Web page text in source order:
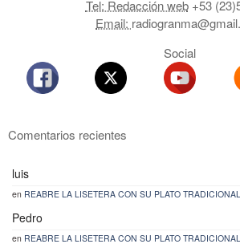
Tel: Redacción web+53
Email:
Social
Comentarios recientes
luis
en REABRE LA LISETERA CON SU PLATO TRADICIONAL
Pedro
en REABRE LA LISETERA CON SU PLATO TRADICIONAL